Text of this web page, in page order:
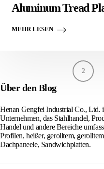
Aluminum Tread
MEHR LESEN
2
Über den Blog
Henan Gengfei Industrial Co., Ltd.
Unternehmen, das Stahlhandel,
Handel und andere Bereiche
Profilen, heißer, gerolltem,
Dachpaneele, Sandwichplatten.